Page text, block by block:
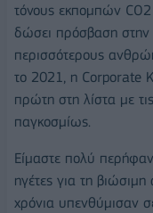
τόνους εκπομπών CO2
δώσει πρόσβαση στην
περισσότερους
το 2021, η Corporate
πρώτη στη λίστα με
παγκοσμίως.
Είμαστε πολύ
ηγέτες για τη
χρόνια υπενθύμισαν